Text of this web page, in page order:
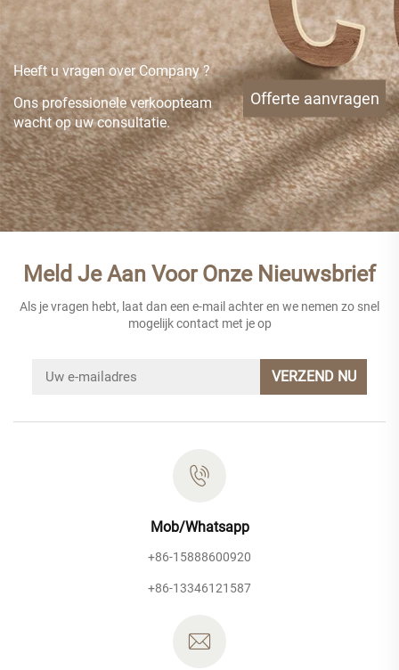
Heeft u vragen over Company ?
Ons professionele verkoopteam
wacht op uw consultatie.
Offerte aanvragen
Meld Je Aan Voor Onze Nieuwsbrief
Als je vragen hebt, laat dan een e-mail achter en we nemen zo snel
mogelijk contact met je op
VERZEND NU
Mob/Whatsapp
+86-15888600920
+86-13346121587